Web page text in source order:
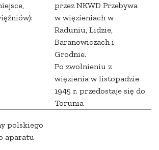
przez NKWD Przebywa
w więzieniach w
Raduniu, Lidzie,
Baranowiczach i
Grodnie.
Po zwolnieniu z
więzienia w listopadzie
1945 r. przedostaje się do
Torunia
polskiego
aparatu